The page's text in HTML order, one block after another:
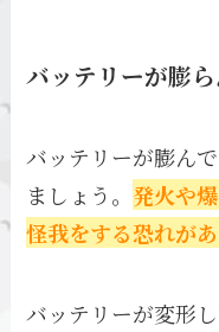
バッテリーが膨
バッテリーが膨ん
ましょう。 発火や
怪我をする恐れが
バッテリーが変形